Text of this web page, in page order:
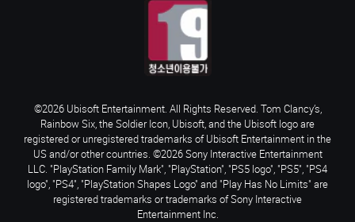
©2026 Ubisoft Entertainment. All Rights Reserved. Tom Clancy’s,
Rainbow Six, the Soldier Icon, Ubisoft, and the Ubisoft logo are
registered or unregistered trademarks of Ubisoft Entertainment in the
US and/or other countries. ©2026 Sony Interactive Entertainment
LLC. "PlayStation Family Mark", "PlayStation", "PS5 logo", "PS5", "PS4
logo", "PS4", "PlayStation Shapes Logo" and "Play Has No Limits" are
registered trademarks or trademarks of Sony Interactive
Entertainment Inc.